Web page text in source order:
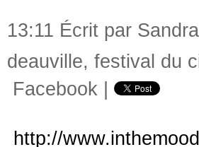
13:11 Écrit par
deauville, festival du
Facebook
http://